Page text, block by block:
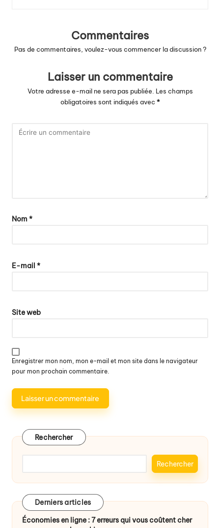
Commentaires
Pas de commentaires, voulez-vous commencer la discussion ?
Laisser un commentaire
Votre adresse e-mail ne sera pas publiée. Les champs
obligatoires sont indiqués avec *
Nom *
E-mail *
Site web
Enregistrer mon nom, mon e-mail et mon site dans le navigateur
pour mon prochain commentaire.
Rechercher
Rechercher
Derniers articles
Économies en ligne : 7 erreurs qui vous coûtent cher